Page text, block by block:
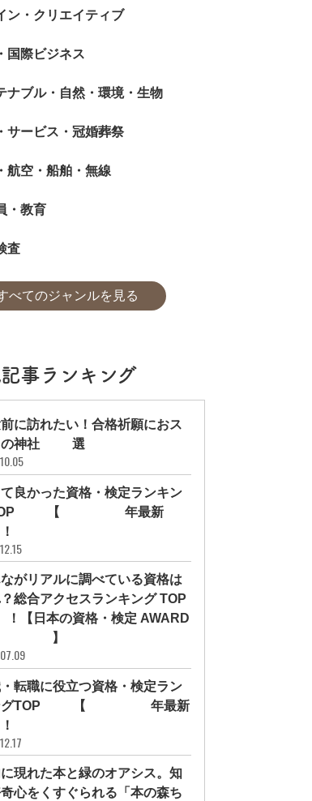
・検定
器になる？採用担当
いた、資格...
イト
ン・クリエイティブ
国際ビジネス
ナブル・自然・環境・生物
サービス・冠婚葬祭
航空・船舶・無線
・教育
査
べてのジャンルを見る
事ランキング
に訪れたい！合格祈願におス
の神社11選
良かった資格・検定ランキン
【2026年最新
がリアルに調べている資格は
総合アクセスランキング TOP
【日本の資格・検定 AWARD
】
転職に役立つ資格・検定ラン
グTOP30【2026年最新
現れた本と緑のオアシス。知
心をくすぐられる「本の森ち